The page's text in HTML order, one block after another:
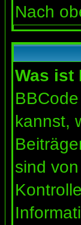
Nach
Was ist
kannst,
sind